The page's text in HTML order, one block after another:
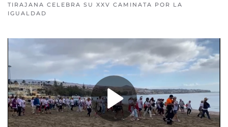
TIRAJANA CELEBRA SU XXV CAMINATA POR LA
IGUALDAD